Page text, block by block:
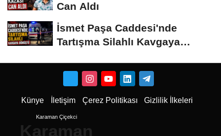
Can Aldı
İsmet Paşa Caddesi'nde
Tartışma Silahlı Kavgaya
Künye İletişim Çerez Politikası Gizlilik İlkeleri
Karaman Çiçekci
Karaman